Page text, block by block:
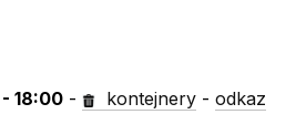
18:00 - kontejnery -odkaz